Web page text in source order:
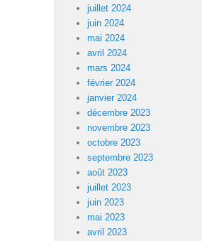
juillet 2024
juin 2024
mai 2024
avril 2024
mars 2024
février 2024
janvier 2024
décembre 2023
novembre 2023
octobre 2023
septembre 2023
août 2023
juillet 2023
juin 2023
mai 2023
avril 2023